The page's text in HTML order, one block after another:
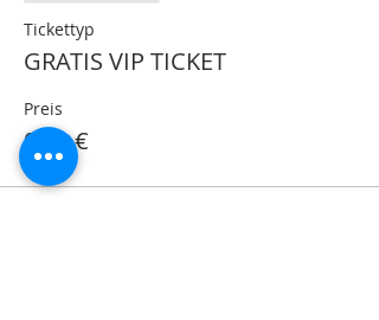
Tickettyp
GRATIS VIP TICKET
Preis
0,00 €